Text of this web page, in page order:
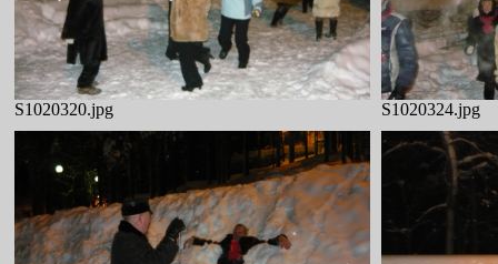
S1020320.jpg S1020324.jpg